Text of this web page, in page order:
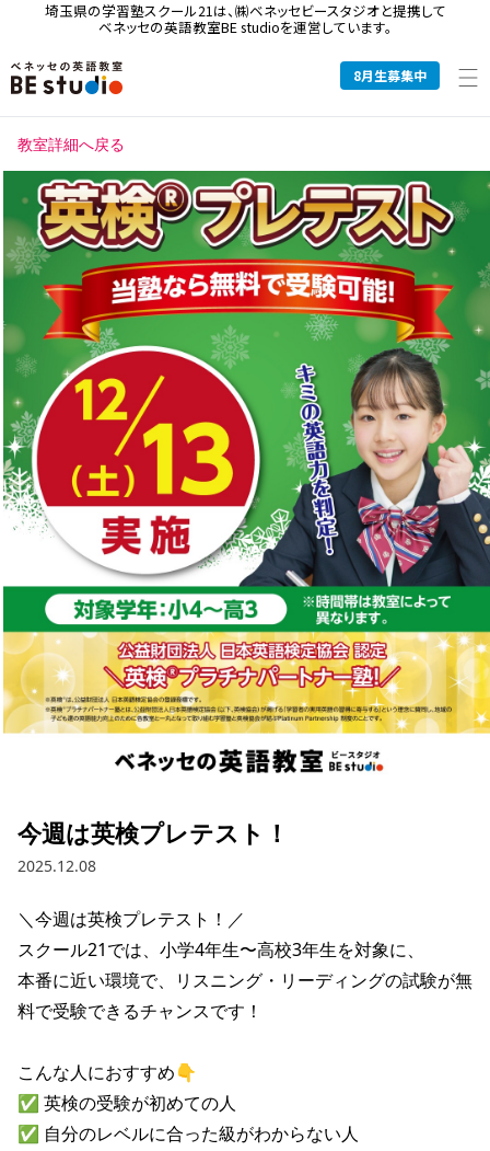
埼玉県の学習塾スクール21は、㈱ベネッセビースタジオと提携して
ベネッセの英語教室BE studioを運営しています。
8月生募集中
教室詳細へ戻る
今週は英検プレテスト！
2025.12.08
＼今週は英検プレテスト！／
スクール21では、小学4年生〜高校3年生を対象に、
本番に近い環境で、リスニング・リーディングの試験が無
料で受験できるチャンスです！
こんな人におすすめ👇
✅ 英検の受験が初めての人
✅ 自分のレベルに合った級がわからない人